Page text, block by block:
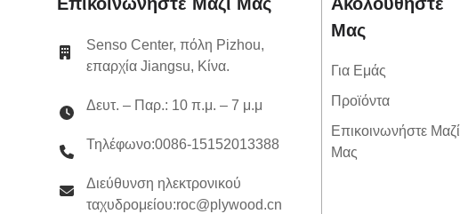
Engineered Wood LVL
Treated SENSO Framing
Structural LVL E14
Beams 360 x 65mm H2S
Treated SENSO Framing
Senso Center, πόλη Pizhou,
επαρχία Jiangsu, Κίνα.
Δευτ. – Παρ.: 10 π.μ. – 7 μ.μ
Τηλέφωνο:0086-15152013388
Διεύθυνση ηλεκτρονικού
ταχυδρομείου:roc@plywood.cn
Μας
Για Εμάς
Προϊόντα
Επικοινωνήστε Μαζί
Μας